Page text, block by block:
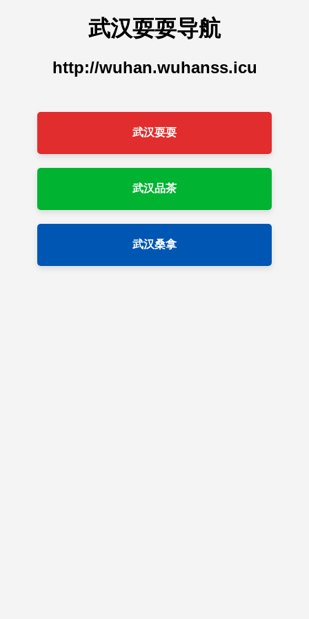
武汉耍耍导航
http://wuhan.wuhanss.icu
武汉耍耍
武汉品茶
武汉桑拿